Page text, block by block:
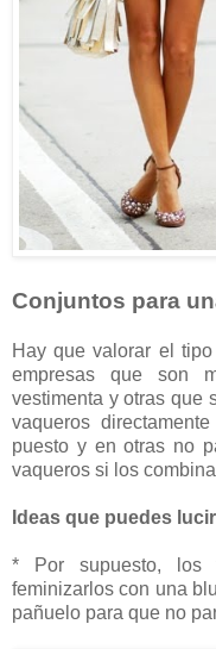
Conjuntos para
Hay que valorar el
empresas que son
vestimenta y otras que
vaqueros
puesto y en otras no
vaqueros si los
Ideas que puedes
* Por supuesto, los
feminizarlos con una
pañuelo para que no